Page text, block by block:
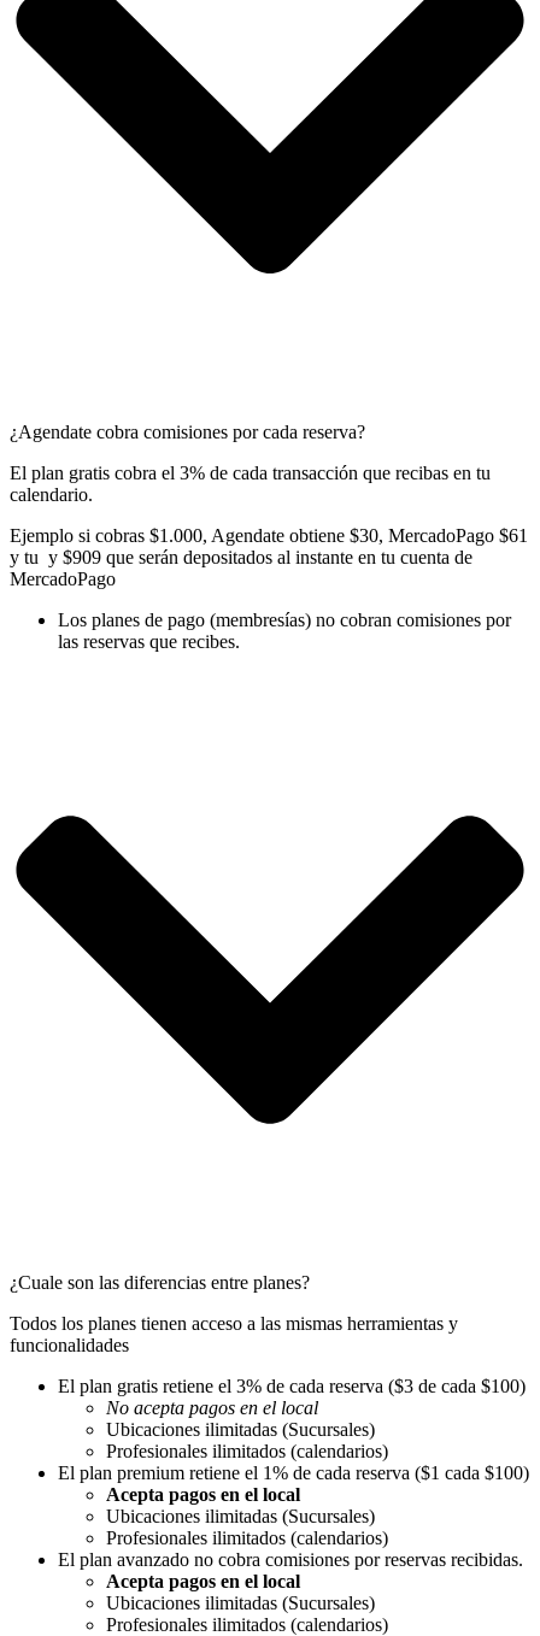
¿Agendate cobra comisiones por cada reserva?
El plan gratis cobra el 3% de cada transacción que recibas en tu
calendario.
Ejemplo si cobras $1.000, Agendate obtiene $30, MercadoPago $61
y tu y $909 que serán depositados al instante en tu cuenta de
MercadoPago
Los planes de pago (membresías) no cobran comisiones por
las reservas que recibes.
¿Cuale son las diferencias entre planes?
Todos los planes tienen acceso a las mismas herramientas y
funcionalidades
El plan gratis retiene el 3% de cada reserva ($3 de cada $100)
No acepta pagos en el local
Ubicaciones ilimitadas (Sucursales)
Profesionales ilimitados (calendarios)
El plan premium retiene el 1% de cada reserva ($1 cada $100)
Acepta pagos en el local
Ubicaciones ilimitadas (Sucursales)
Profesionales ilimitados (calendarios)
El plan avanzado no cobra comisiones por reservas recibidas.
Acepta pagos en el local
Ubicaciones ilimitadas (Sucursales)
Profesionales ilimitados (calendarios)